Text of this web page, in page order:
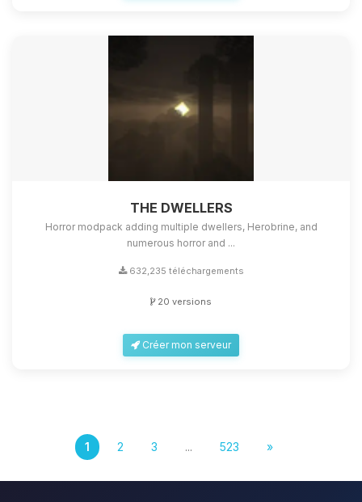
THE DWELLERS
Horror modpack adding multiple dwellers, Herobrine, and
numerous horror and ...
632,235 téléchargements
20 versions
Créer mon serveur
1 2 3 ... 523 »